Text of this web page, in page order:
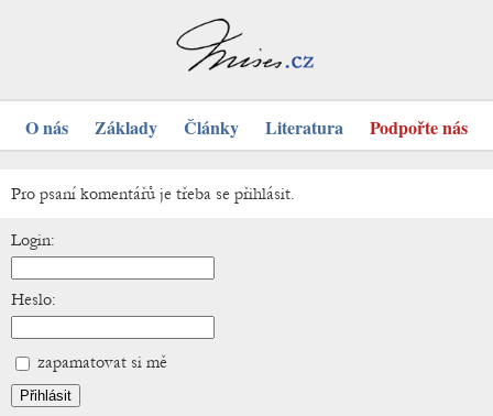
O nás Základy Články Literatura Podpořte nás
Pro psaní komentářů je třeba se přihlásit.
Login:
Heslo:
zapamatovat si mě